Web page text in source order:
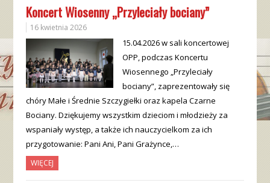
Koncert Wiosenny „Przyleciały bociany”
16 kwietnia 2026
15.04.2026 w sali koncertowej
OPP, podczas Koncertu
Wiosennego „Przyleciały
bociany”, zaprezentowały się
chóry Małe i Średnie Szczygiełki oraz kapela Czarne
Bociany. Dziękujemy wszystkim dzieciom i młodzieży za
wspaniały występ, a także ich nauczycielkom za ich
przygotowanie: Pani Ani, Pani Grażynce,…
WIĘCEJ